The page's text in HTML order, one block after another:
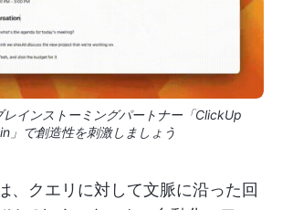
レインストーミングパートナー「ClickUp
」で創造性を刺激しましょう
、クエリに対して文脈に沿った回